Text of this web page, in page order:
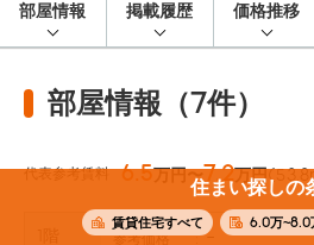
住まい探しの
賃貸住宅すべて 6.0万~8.0
部屋情報 掲載履歴 価格推移
部屋情報（7件）
代表参考賃料 6.5万円〜7.2万円
参考価格 -